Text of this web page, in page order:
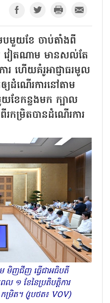
មួយខែ ចាប់តាំងពី
វៀតណាម មានសល់តែ
រ ហើយគំរូអាជ្ញាធរមូល
ឲ្យដំណើរការនៅតាម
ខែកន្លងមក ក្បាល
រកម្រិតបានដំណើរការ
ម មិញជីញ ធ្វើជាអធិបតី
ល ១ ខែនៃប្រតិបត្តិការ
ម្រិត។ (រូបថត៖ VOV)